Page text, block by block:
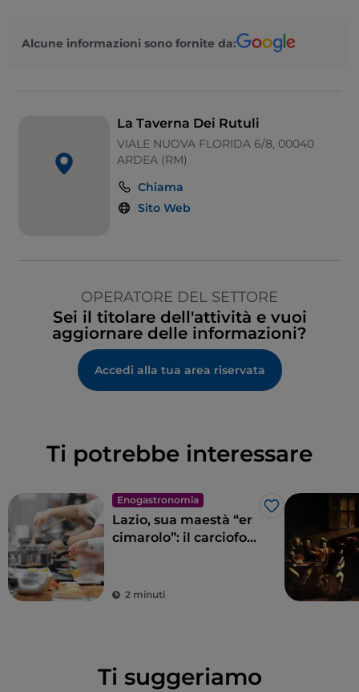
Alcune informazioni sono fornite da:
La Taverna Dei Rutuli
VIALE NUOVA FLORIDA 6/8, 00040
ARDEA (RM)
Chiama
Sito Web
OPERATORE DEL SETTORE
Sei il titolare dell'attività e vuoi
aggiornare delle informazioni?
Accedi alla tua area riservata
Ti potrebbe interessare
Enogastronomia
Like
Lazio, sua maestà “er
cimarolo”: il carciofo
2 minuti
Ti suggeriamo